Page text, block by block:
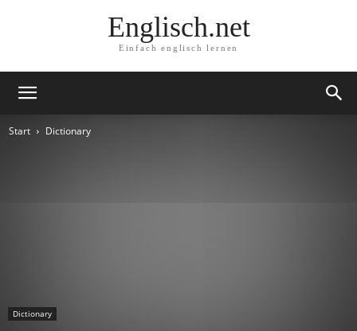
Englisch.net
Einfach englisch lernen
Start Dictionary
Dictionary